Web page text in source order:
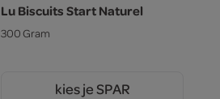
Lu Biscuits Start Naturel
300 Gram
kies je SPAR